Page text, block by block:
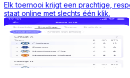
Elk toernooi krijgt een prachtige,
staat online met slechts één klik.